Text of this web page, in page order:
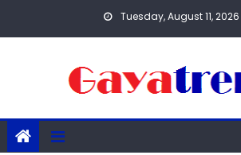
Tuesday, August 11, 2026